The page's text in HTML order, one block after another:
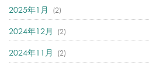
2025年1月 (2)
2024年12月 (2)
2024年11月 (2)